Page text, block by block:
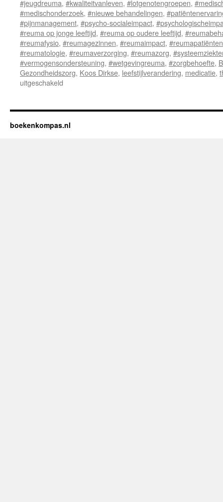
#jeugdreuma, #kwaliteitvanleven, #lotgenotengroepen,
#medischonderzoek, #nieuwe behandelingen,
#pijnmanagement, #psycho-socialeimpact,
#reuma op jonge leeftijd, #reuma op oudere leeftijd,
#reumafysio, #reumagezinnen, #reumaimpact, #reumapatiënten
#reumatologie, #reumaverzorging, #reumazorg,
#vermogensondersteuning, #wetgevingreuma, #zorgbehoefte,
Gezondheidszorg, Koos Dirkse, leefstijlverandering, medicatie,
uitgeschakeld
“Reuma
Ontleed:
boekenkompas.nl